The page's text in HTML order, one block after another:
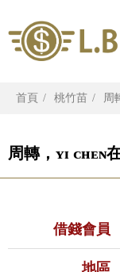
首頁 桃竹苗 周
周轉，ʏɪ ᴄʜᴇɴ
借錢會員
地區